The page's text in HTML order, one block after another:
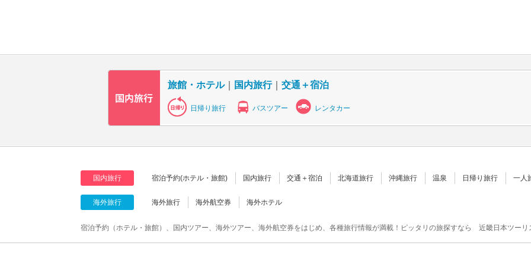
旅館・ホテル｜ 国内旅行｜ 交通＋宿泊
日帰り旅行 バスツアー レンタカー
国内旅行 宿泊予約(ホテル・旅館) 国内旅行 交通＋宿泊 北海道旅行 沖縄旅行 温泉 日帰り旅行 一人
海外旅行 海外旅行 海外航空券 海外ホテル
宿泊予約（ホテル・旅館）、国内ツアー、海外ツアー、海外航空券をはじめ、各種旅行情報が満載！ピッタリの旅探すなら 近畿日本ツーリ